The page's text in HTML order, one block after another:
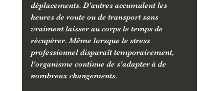
déplacements. D'autres accumulent les
heures de route ou de transport sans
vraiment laisser au corps le temps de
récupérer. Même lorsque le stress
professionnel disparaît temporairement,
l'organisme continue de s'adapter à de
nombreux changements.